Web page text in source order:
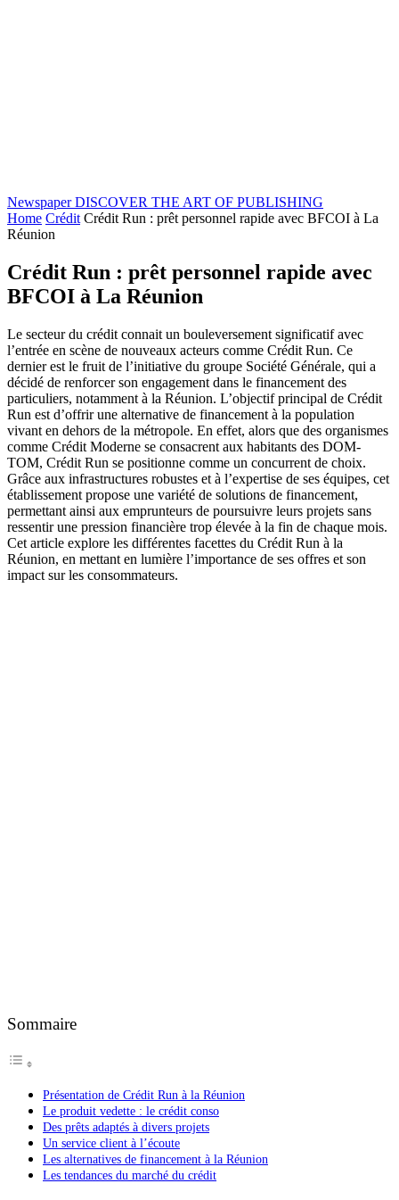
Newspaper DISCOVER THE ART OF PUBLISHING
Home Crédit Crédit Run : prêt personnel rapide avec BFCOI à La
Réunion
Crédit Run : prêt personnel rapide avec
BFCOI à La Réunion
Le secteur du crédit connait un bouleversement significatif avec
l’entrée en scène de nouveaux acteurs comme Crédit Run. Ce
dernier est le fruit de l’initiative du groupe Société Générale, qui a
décidé de renforcer son engagement dans le financement des
particuliers, notamment à la Réunion. L’objectif principal de Crédit
Run est d’offrir une alternative de financement à la population
vivant en dehors de la métropole. En effet, alors que des organismes
comme Crédit Moderne se consacrent aux habitants des DOM-
TOM, Crédit Run se positionne comme un concurrent de choix.
Grâce aux infrastructures robustes et à l’expertise de ses équipes, cet
établissement propose une variété de solutions de financement,
permettant ainsi aux emprunteurs de poursuivre leurs projets sans
ressentir une pression financière trop élevée à la fin de chaque mois.
Cet article explore les différentes facettes du Crédit Run à la
Réunion, en mettant en lumière l’importance de ses offres et son
impact sur les consommateurs.
Sommaire
Présentation de Crédit Run à la Réunion
Le produit vedette : le crédit conso
Des prêts adaptés à divers projets
Un service client à l’écoute
Les alternatives de financement à la Réunion
Les tendances du marché du crédit